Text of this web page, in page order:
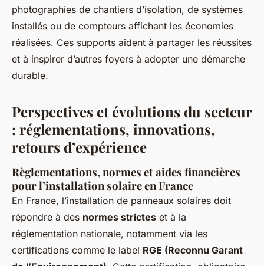
photographies de chantiers d’isolation, de systèmes
installés ou de compteurs affichant les économies
réalisées. Ces supports aident à partager les réussites
et à inspirer d’autres foyers à adopter une démarche
durable.
Perspectives et évolutions du secteur
: réglementations, innovations,
retours d’expérience
Règlementations, normes et aides financières
pour l’installation solaire en France
En France, l’installation de panneaux solaires doit
répondre à des normes strictes et à la
réglementation nationale, notamment via les
certifications comme le label RGE (Reconnu Garant